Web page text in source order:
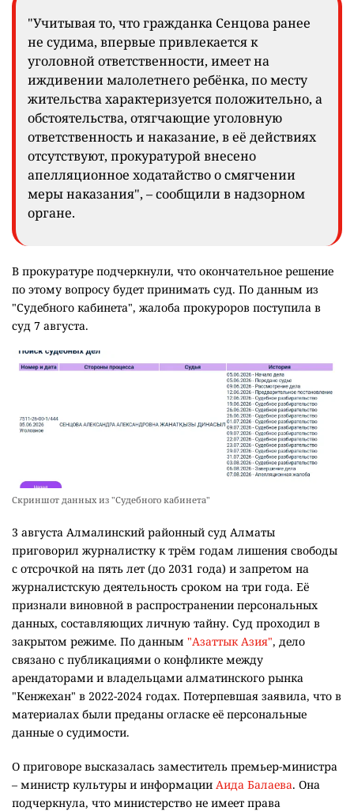
"Учитывая то, что гражданка Сенцова ранее
не судима, впервые привлекается к
уголовной ответственности, имеет на
иждивении малолетнего ребёнка, по месту
жительства характеризуется положительно, а
обстоятельства, отягчающие уголовную
ответственность и наказание, в её действиях
отсутствуют, прокуратурой внесено
апелляционное ходатайство о смягчении
меры наказания", – сообщили в надзорном
органе.
В прокуратуре подчеркнули, что окончательное решение
по этому вопросу будет принимать суд. По данным из
"Судебного кабинета", жалоба прокуроров поступила в
суд 7 августа.
Скриншот данных из "Судебного кабинета"
3 августа Алмалинский районный суд Алматы
приговорил журналистку к трём годам лишения свободы
с отсрочкой на пять лет (до 2031 года) и запретом на
журналистскую деятельность сроком на три года. Её
признали виновной в распространении персональных
данных, составляющих личную тайну. Суд проходил в
закрытом режиме. По данным "Азаттык Азия", дело
связано с публикациями о конфликте между
арендаторами и владельцами алматинского рынка
"Кенжехан" в 2022-2024 годах. Потерпевшая заявила, что в
материалах были преданы огласке её персональные
данные о судимости.
О приговоре высказалась заместитель премьер-министра
– министр культуры и информации Аида Балаева. Она
подчеркнула, что министерство не имеет права